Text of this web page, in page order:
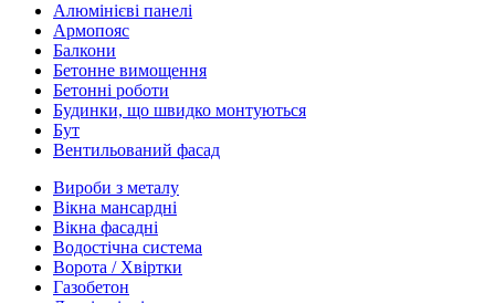
Алюмінієві панелі
Армопояс
Балкони
Бетонне вимощення
Бетонні роботи
Будинки, що швидко монтуються
Бут
Вентильований фасад
Вироби з металу
Вікна мансардні
Вікна фасадні
Водостічна система
Ворота / Хвіртки
Газобетон